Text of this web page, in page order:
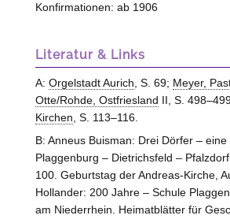
Konfirmationen: ab 1906
Literatur & Links
A: Orgelstadt Aurich, S. 69; Meyer,
Otte/Rohde, Ostfriesland II, S.
Kirchen, S. 113–116.
B: Anneus Buisman: Drei Dörfer – eine
Plaggenburg – Dietrichsfeld –
100. Geburtstag der Andreas-Kirche,
Hollander: 200 Jahre – Schule
am Niederrhein. Heimatblätter für